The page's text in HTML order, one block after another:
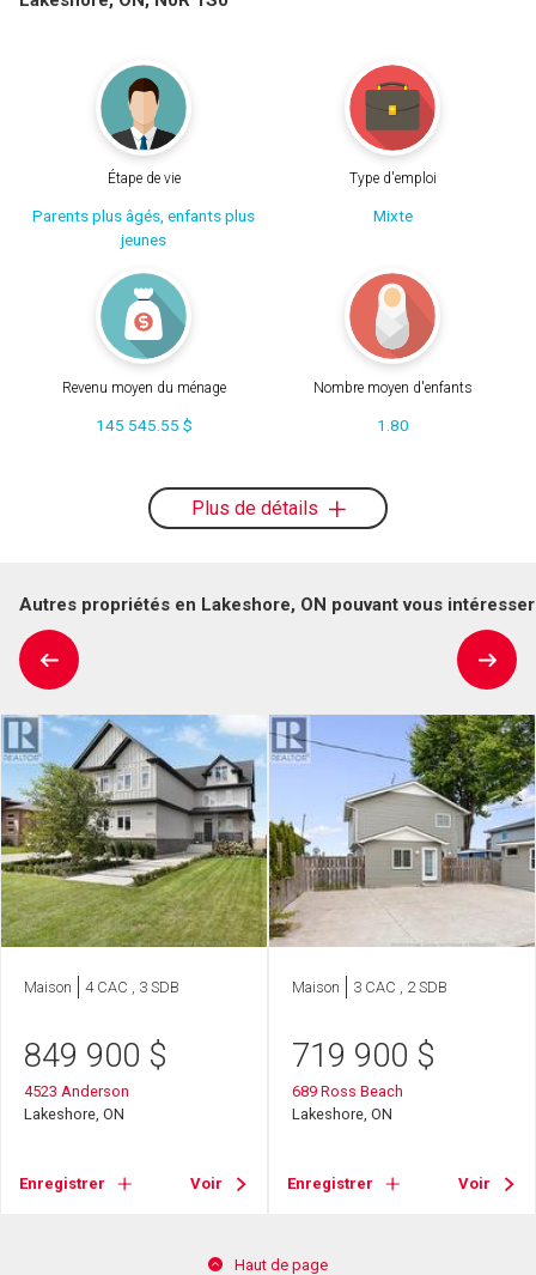
Étape de vie
Parents plus âgés, enfants plus
jeunes
Type d'emploi
Mixte
Revenu moyen du ménage
145 545.55 $
Nombre moyen d'enfants
1.80
Plus de détails
Autres propriétés en Lakeshore, ON pouvant vous intéresser
Maison 4 CAC , 3 SDB
849 900 $
4523 Anderson
Lakeshore, ON
Enregistrer Voir
Maison 3 CAC , 2 SDB
719 900 $
689 Ross Beach
Lakeshore, ON
Enregistrer Voir
Haut de page